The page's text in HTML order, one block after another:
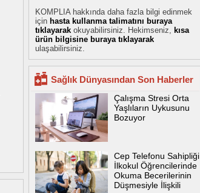
KOMPLIA hakkında daha fazla bilgi edinmek
için hasta kullanma talimatını buraya
tıklayarak okuyabilirsiniz. Hekimseniz, kısa
ürün bilgisine buraya tıklayarak
ulaşabilirsiniz.
Sağlık Dünyasından Son Haberler
Çalışma Stresi Orta
Yaşlıların Uykusunu
Bozuyor
Cep Telefonu Sahipliği
İlkokul Öğrencilerinde
Okuma Becerilerinin
Düşmesiyle İlişkili